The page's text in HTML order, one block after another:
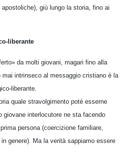
giù lungo la storia, fino ai
liberante
da molti giovani, magari fino alla
mai intrin­seco al messaggio cristiano è la
liberante.
quale stravolgimento poté esserne
giovane in­terlocutore ne sta facendo
persona (coercizione familiare,
genere). Ma la verità sappiamo es­sere